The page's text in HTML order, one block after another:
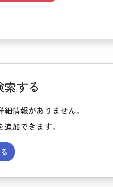
する
情報がありません。
加できます。